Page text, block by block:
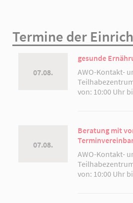
Termine der
07.08.
gesunde
AWO-Kontakt-
von: 10:00 Uhr
07.08.
Beratung mit
AWO-Kontakt-
von: 10:00 Uhr